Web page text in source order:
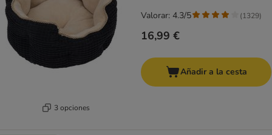
3 opciones
16,99 €
Valorar: 4.3/5 (1329)
Añadir a la cesta